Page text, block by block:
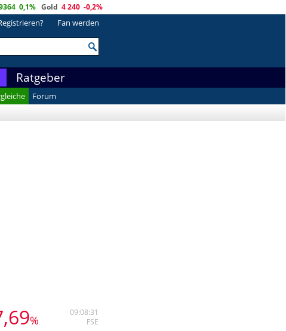
0,1% Gold 4 240 -0,2%
Fan werden
Ratgeber
Forum
%
09:08:31
FSE